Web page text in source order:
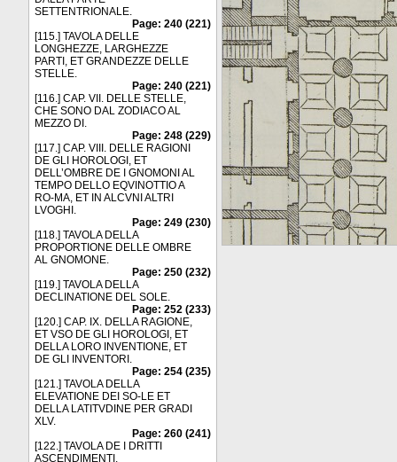
SETTENTRIONALE.
Page: 240 (221)
[115.] TAVOLA DELLE
LONGHEZZE, LARGHEZZE
PARTI, ET GRANDEZZE DELLE
STELLE.
Page: 240 (221)
[116.] CAP. VII. DELLE STELLE,
CHE SONO DAL ZODIACO AL
MEZZO DI.
Page: 248 (229)
[117.] CAP. VIII. DELLE RAGIONI
DE GLI HOROLOGI, ET
DELL’OMBRE DE I GNOMONI AL
TEMPO DELLO EQVINOTTIO A
RO-MA, ET IN ALCVNI ALTRI
LVOGHI.
Page: 249 (230)
[118.] TAVOLA DELLA
PROPORTIONE DELLE OMBRE
AL GNOMONE.
Page: 250 (232)
[119.] TAVOLA DELLA
DECLINATIONE DEL SOLE.
Page: 252 (233)
[120.] CAP. IX. DELLA RAGIONE,
ET VSO DE GLI HOROLOGI, ET
DELLA LORO INVENTIONE, ET
DE GLI INVENTORI.
Page: 254 (235)
[121.] TAVOLA DELLA
ELEVATIONE DEI SO-LE ET
DELLA LATITVDINE PER GRADI
XLV.
Page: 260 (241)
[122.] TAVOLA DE I DRITTI
ASCENDIMENTI.